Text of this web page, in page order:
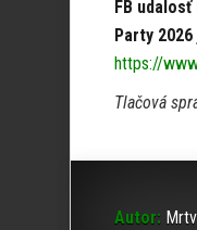
FB
Party
https://
Tlačová
Autor: